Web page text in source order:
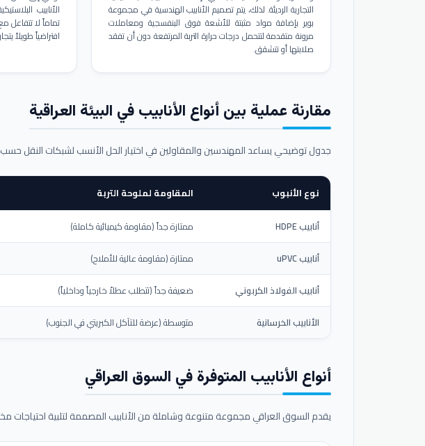
التجارية الرديئة. لذلك، يتم تصميم الأنابيب الهندسية في مجموعة
بوير بإضافة مواد مثبتة للأشعة فوق البنفسجية ومعاملات
مرونة متقدمة لتتحمل درجات حرارة التربة المرتفعة دون أن تفقد
صلابتها أو تتشقق.
الأنابيب
تماماً لا تتفاعل
افتراضياً طويلاً
مقارنة عملية بين أنواع الأنابيب في البيئة العراقية
جدول توضيحي يساعد المهندسين والمقاولين في اختيار الحل الأنسب لشبكات النقل
نوع الأنبوب المقاومة لملوحة التربة
أنابيب HDPE ممتازة جداً (مقاومة كيميائية كاملة)
أنابيب uPVC
ممتازة (مقاومة عالية للأملاح)
أنابيب الفولاذ الكربوني
ضعيفة جداً (تتطلب عطلاً خارجياً وداخلياً)
الأنابيب الخرسانية
متوسطة (عرضة للتآكل الكبريتي في الجنوب)
أنواع الأنابيب المتوفرة في السوق العراقي
يقدم السوق العراقي مجموعة متنوعة وشاملة من الأنابيب المصممة لتلبية احتياجات